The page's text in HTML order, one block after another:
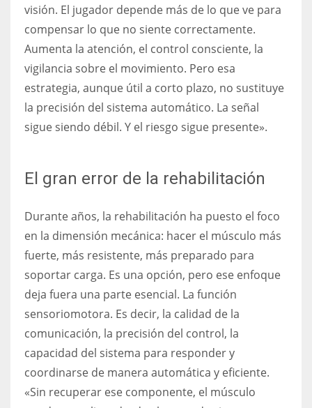
visión. El jugador depende más de lo que ve para
compensar lo que no siente correctamente.
Aumenta la atención, el control consciente, la
vigilancia sobre el movimiento. Pero esa
estrategia, aunque útil a corto plazo, no sustituye
la precisión del sistema automático. La señal
sigue siendo débil. Y el riesgo sigue presente».
El gran error de la rehabilitación
Durante años, la rehabilitación ha puesto el foco
en la dimensión mecánica: hacer el músculo más
fuerte, más resistente, más preparado para
soportar carga. Es una opción, pero ese enfoque
deja fuera una parte esencial. La función
sensoriomotora. Es decir, la calidad de la
comunicación, la precisión del control, la
capacidad del sistema para responder y
coordinarse de manera automática y eficiente.
«Sin recuperar ese componente, el músculo